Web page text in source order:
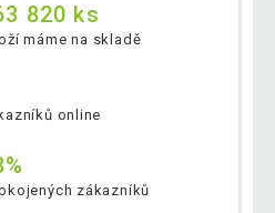
820 ks
máme na skladě
online
zákazníků